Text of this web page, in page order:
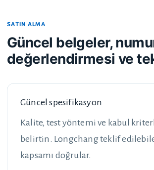
SATIN ALMA
Güncel belgeler,
değerlendirmesi ve
Güncel spesifikasyon
Kalite, test yöntemi ve kabul
belirtin. Longchang teklif
kapsamı doğrular.